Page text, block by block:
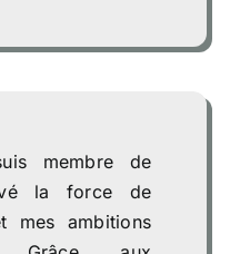
membre de
la force de
mes ambitions